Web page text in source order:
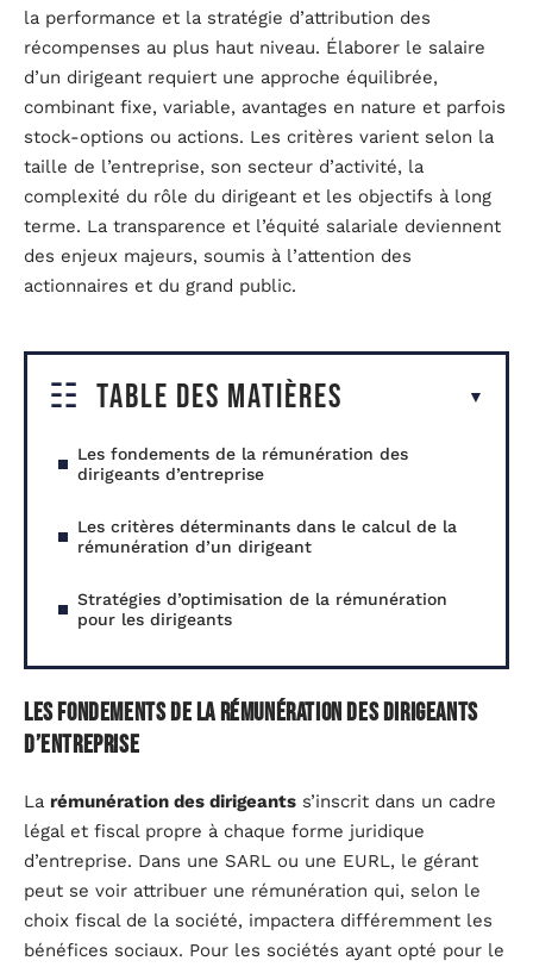
la performance et la stratégie d’attribution des
récompenses au plus haut niveau. Élaborer le salaire
d’un dirigeant requiert une approche équilibrée,
combinant fixe, variable, avantages en nature et parfois
stock-options ou actions. Les critères varient selon la
taille de l’entreprise, son secteur d’activité, la
complexité du rôle du dirigeant et les objectifs à long
terme. La transparence et l’équité salariale deviennent
des enjeux majeurs, soumis à l’attention des
actionnaires et du grand public.
Table des matières
Les fondements de la rémunération des
dirigeants d’entreprise
Les critères déterminants dans le calcul de la
rémunération d’un dirigeant
Stratégies d’optimisation de la rémunération
pour les dirigeants
Les fondements de la rémunération des dirigeants
d’entreprise
La rémunération des dirigeants s’inscrit dans un cadre
légal et fiscal propre à chaque forme juridique
d’entreprise. Dans une SARL ou une EURL, le gérant
peut se voir attribuer une rémunération qui, selon le
choix fiscal de la société, impactera différemment les
bénéfices sociaux. Pour les sociétés ayant opté pour le